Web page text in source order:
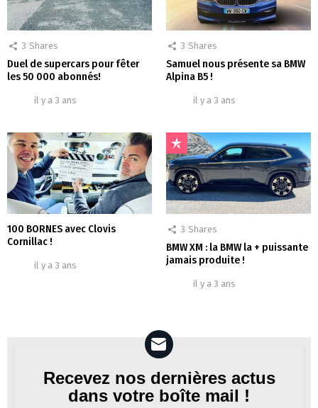
3 Shares
Duel de supercars pour fêter
les 50 000 abonnés!
il y a 3 ans
3 Shares
Samuel nous présente sa BMW
Alpina B5 !
il y a 3 ans
100 BORNES avec Clovis
Cornillac !
il y a 3 ans
3 Shares
BMW XM : la BMW la + puissante
jamais produite !
il y a 3 ans
Newsletter
Recevez nos dernières actus
dans votre boîte mail !